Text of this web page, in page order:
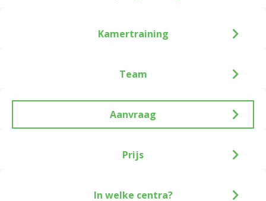
Kamertraining
Team
Aanvraag
Prijs
In welke centra?